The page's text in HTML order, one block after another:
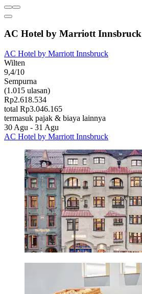
AC Hotel by Marriott Innsbruck
AC Hotel by Marriott Innsbruck
Wilten
9,4/10
Sempurna
(1.015 ulasan)
Rp2.618.534
total Rp3.046.165
termasuk pajak & biaya lainnya
30 Agu - 31 Agu
AC Hotel by Marriott Innsbruck